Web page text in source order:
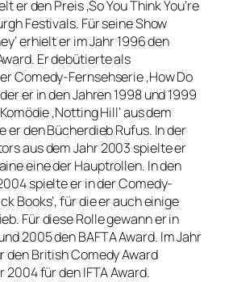
er den Preis ‚So You Think You’re
Festivals. Für seine Show
erhielt er im Jahr 1996 den
Er debütierte als
Comedy-Fernsehserie ‚How Do
er in den Jahren 1998 und 1999
‚Notting Hill‘ aus dem
er den Bücherdieb Rufus. In der
aus dem Jahr 2003 spielte er
eine der Hauptrollen. In den
spielte er in der Comedy-
Books‘, für die er auch einige
Für diese Rolle gewann er in
2005 den BAFTA Award. Im Jahr
den British Comedy Award
2004 für den IFTA Award.